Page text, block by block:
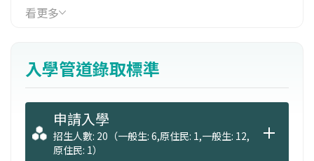
的藝術語彙，輔以藝術理論、數位設計的教
跨領域知能。強化學生的藝術內涵、造型、數
位技術以提升創造力及美感品味。
看更多
入學管道錄取標準
申請入學
招生人數: 20（一般生: 6,原住民: 1,一般生: 12,
原住民: 1）